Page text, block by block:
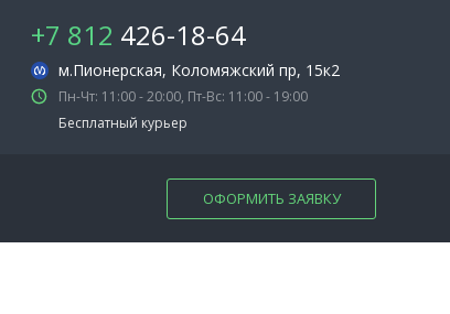
+7 812 426-18-64
м.Пионерская, Коломяжский пр, 15к2
Пн-Чт: 11:00 - 20:00, Пт-Вс: 11:00 - 19:00
Бесплатный курьер
ОФОРМИТЬ ЗАЯВКУ